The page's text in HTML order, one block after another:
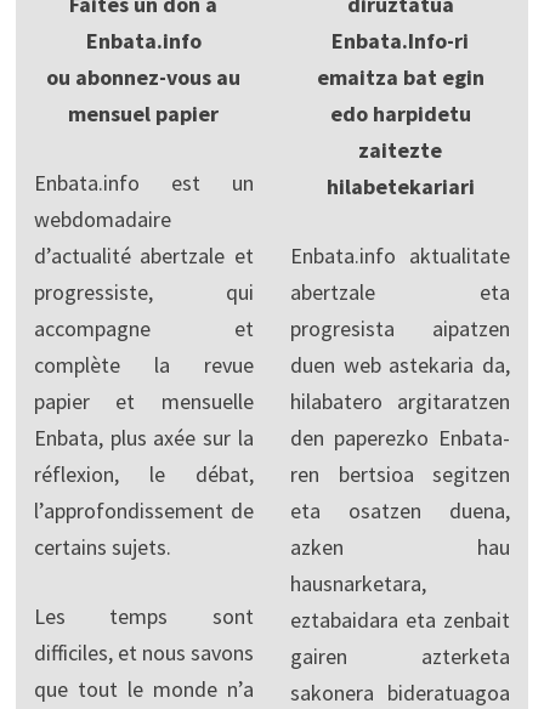
Enbata.info
ou abonnez-vous au
mensuel papier
Enbata.info est un
webdomadaire
d’actualité abertzale et
progressiste, qui
accompagne et
complète la revue
papier et mensuelle
Enbata, plus axée sur la
réflexion, le débat,
l’approfondissement de
certains sujets.
Les temps sont
difficiles, et nous savons
que tout le monde n’a
Enbata.Info-ri
emaitza bat egin
edo harpidetu
zaitezte
hilabetekariari
Enbata.info aktualitate
abertzale eta
progresista aipatzen
duen web astekaria da,
hilabatero argitaratzen
den paperezko Enbata-
ren bertsioa segitzen
eta osatzen duena,
azken hau
hausnarketara,
eztabaidara eta zenbait
gairen azterketa
sakonera bideratuagoa